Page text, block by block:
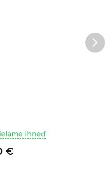
ihneď
€